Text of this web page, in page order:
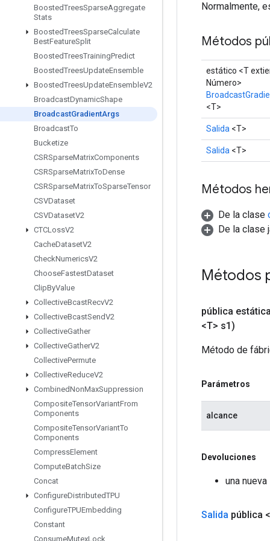
BoostedTreesSparseAggregate
Stats
BoostedTreesSparseCalculate
BestFeatureSplit
BoostedTreesTrainingPredict
BoostedTreesUpdateEnsemble
BoostedTreesUpdateEnsembleV2
BroadcastDynamicShape
BroadcastGradientArgs
BroadcastTo
Bucketize
CSRSparseMatrixComponents
CSRSparseMatrixToDense
CSRSparseMatrixToSparseTensor
CSVDataset
CSVDatasetV2
CTCLossV2
CacheDatasetV2
CheckNumericsV2
ChooseFastestDataset
ClipByValue
CollectiveBcastRecvV2
CollectiveBcastSendV2
CollectiveGather
CollectiveGatherV2
CollectivePermute
CollectiveReduceV2
CombinedNonMaxSuppression
CompositeTensorVariantFrom
Components
CompositeTensorVariantTo
Components
CompressElement
ComputeBatchSize
Concat
ConfigureDistributedTPU
ConfigureTPUEmbedding
Constant
ConsumeMutexLock
Normalmente,
Métodos
estático <T
Número>
<T>
Salida <T>
Salida <T>
Métodos
De la clase
De la clase
Métodos
pública estática
<T> s1)
Método de
Parámetros
alcance
Devoluciones
una
Salida pública